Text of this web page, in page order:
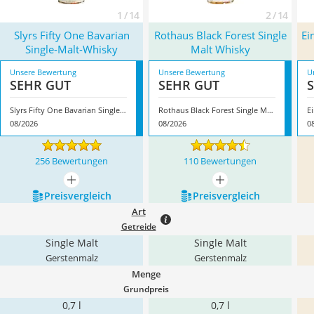
1 / 14 2 / 14
Slyrs Fifty One Bavarian
Single-Malt-Whisky
Rothaus Black Forest Single
Malt Whisky
Unsere Bewertung
SEHR GUT
Slyrs Fifty One Bavarian Single-Malt-Whisky
08/2026
Unsere Bewertung
SEHR GUT
Rothaus Black Forest Single Malt Whisky
08/2026
256 Bewertungen 110 Bewertungen
mehr anzeigen
mehr anzeigen
Preis­vergleich
Preis­vergleich
Art
Getreide
Single Malt
Gerstenmalz
Single Malt
Gerstenmalz
Menge
Grundpreis
0,7 l 0,7 l